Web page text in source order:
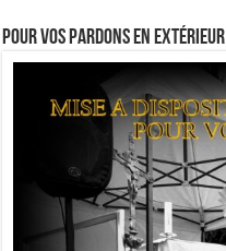
Pour vos pardons en extérieur